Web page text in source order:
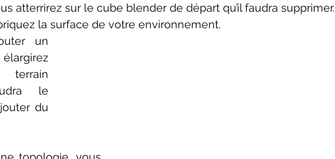
atterrirez sur le cube blender de départ qu’il faudra supprimer.
la surface de votre environnement.
un
terrain
le
du